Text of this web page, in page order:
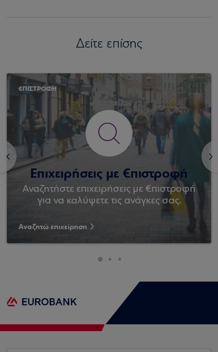
Δείτε επίσης
<
€ΠΙΣΤΡΟΦΗ
Επιχειρήσεις με €πιστροφή
Αναζητήστε επιχειρήσεις με €πιστροφή
για να καλύψετε τις ανάγκες σας.
Αναζητώ επιχείρηση
>